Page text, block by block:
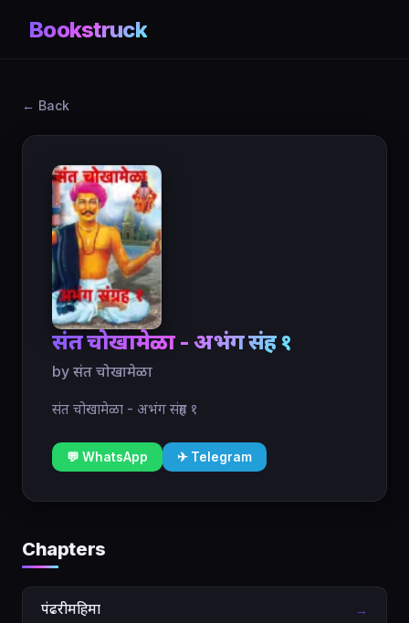
Bookstruck
← Back
संत चोखामेळा - अभंग संग्रह १
by संत चोखामेळा
संत चोखामेळा - अभंग संग्रह १
💬 WhatsApp ✈ Telegram
Chapters
पंढरीमहिमा →